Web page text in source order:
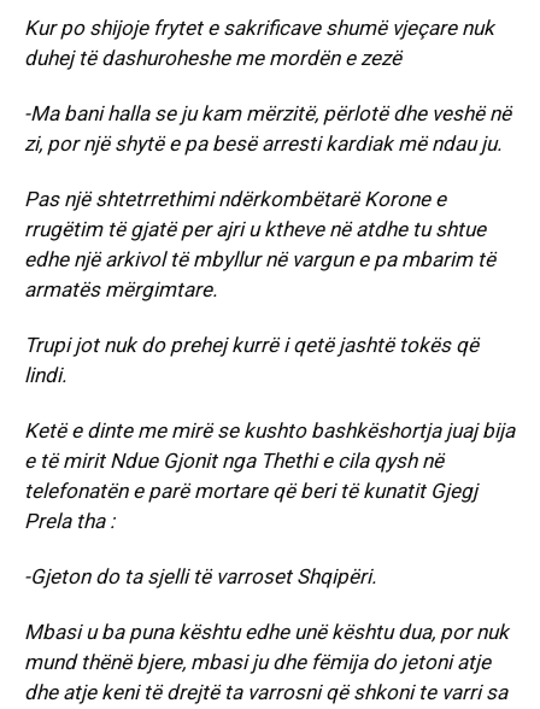
Kur po shijoje frytet e sakrificave shumë vjeçare nuk
duhej të dashuroheshe me mordën e zezë
-Ma bani halla se ju kam mërzitë, përlotë dhe veshë në
zi, por një shytë e pa besë arresti kardiak më ndau ju.
Pas një shtetrrethimi ndërkombëtarë Korone e
rrugëtim të gjatë per ajri u ktheve në atdhe tu shtue
edhe një arkivol të mbyllur në vargun e pa mbarim të
armatës mërgimtare.
Trupi jot nuk do prehej kurrë i qetë jashtë tokës që
lindi.
Ketë e dinte me mirë se kushto bashkëshortja juaj bija
e të mirit Ndue Gjonit nga Thethi e cila qysh në
telefonatën e parë mortare që beri të kunatit Gjegj
Prela tha :
-Gjeton do ta sjelli të varroset Shqipëri.
Mbasi u ba puna kështu edhe unë kështu dua, por nuk
mund thënë bjere, mbasi ju dhe fëmija do jetoni atje
dhe atje keni të drejtë ta varrosni që shkoni te varri sa